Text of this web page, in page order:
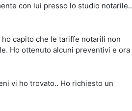
con lui presso lo studio notarile..
capito che le tariffe notarili non
Ho ottenuto alcuni preventivi e ora
vi ho trovato.. Ho richiesto un